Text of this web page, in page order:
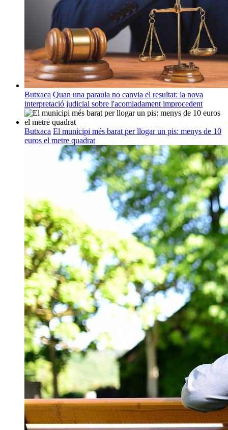
Butxaca Quan una paraula no canvia el resultat: la nova
interpretació judicial sobre l'acomiadament improcedent
Butxaca El municipi més barat per llogar un pis: menys de 10
euros el metre quadrat